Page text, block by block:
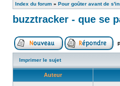
Index du forum » Pour goûter avant de
buzztracker - que se
Imprimer le sujet
Auteur